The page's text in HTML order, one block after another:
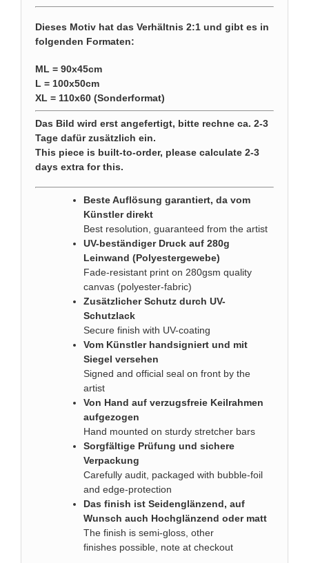
Dieses Motiv hat das Verhältnis 2:1 und gibt es in
folgenden Formaten:
ML = 90x45cm
L = 100x50cm
XL = 110x60 (Sonderformat)
Das Bild wird erst angefertigt, bitte rechne ca. 2-3
Tage dafür zusätzlich ein.
This piece is built-to-order, please calculate 2-3
days extra for this.
Beste Auflösung garantiert, da vom
Künstler direkt
Best resolution, guaranteed from the artist
UV-beständiger Druck auf 280g
Leinwand (Polyestergewebe)
Fade-resistant print on 280gsm quality
canvas (polyester-fabric)
Zusätzlicher Schutz durch UV-
Schutzlack
Secure finish with UV-coating
Vom Künstler handsigniert und mit
Siegel versehen
Signed and official seal on front by the
artist
Von Hand auf verzugsfreie Keilrahmen
aufgezogen
Hand mounted on sturdy stretcher bars
Sorgfältige Prüfung und sichere
Verpackung
Carefully audit, packaged with bubble-foil
and edge-protection
Das finish ist Seidenglänzend, auf
Wunsch auch Hochglänzend oder matt
The finish is semi-gloss, other
finishes possible, note at checkout